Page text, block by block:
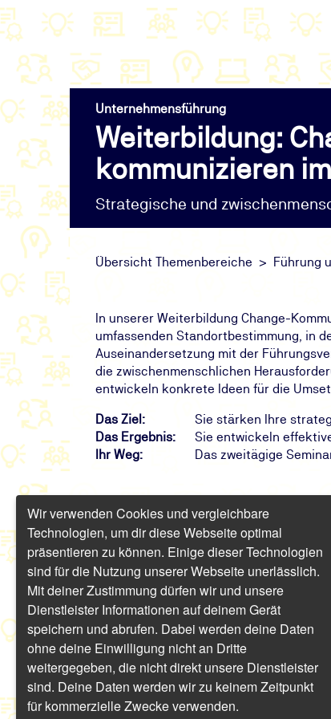
Unternehmensführung
Weiterbildung:
kommunizieren
Strategische und
Übersicht Themenbereiche Führung
In unserer Weiterbildung Change-
umfassenden Standortbestimmung, in
Auseinandersetzung mit der
die zwischenmenschlichen
entwickeln konkrete Ideen für die
Das Ziel:
Sie stärken Ihre
Das Ergebnis:
Sie entwickeln
Ihr Weg:
Das zweitägige
Finden Sie freie Termine für das
Weiterbildung: Change-
Strategische und
Online | 1 Tag | ab 975,80 € inkl.
Wir verwenden Cookies und vergleichbare
Technologien, um dir diese Webseite optimal
präsentieren zu können. Einige dieser Technologien
sind für die Nutzung unserer Webseite unerlässlich.
Mit deiner Zustimmung dürfen wir und unsere
Dienstleister Informationen auf deinem Gerät
speichern und abrufen. Dabei werden deine Daten
ohne deine Einwilligung nicht an Dritte
weitergegeben, die nicht direkt unsere Dienstleister
sind. Deine Daten werden wir zu keinem Zeitpunkt
für kommerzielle Zwecke verwenden.